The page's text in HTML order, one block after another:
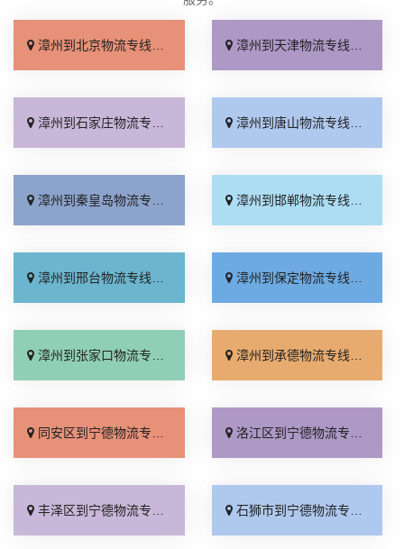
漳州到北京物流专线_收费标准「服务周到」 漳州到天津物流专线_直达特快专线「需要几天」
漳州到石家庄物流专线_专线快运「全境到达」 漳州到唐山物流专线_高速快运「快速响应」
漳州到秦皇岛物流专线_资质齐全「急你所需」 漳州到邯郸物流专线_全境到达「托运放心」
漳州到邢台物流专线_运价行情「高效快运」 漳州到保定物流专线_准时到货「全程直达」
漳州到张家口物流专线_来电咨询「直通专线」 漳州到承德物流专线_收费标准「合同承运」
同安区到宁德物流专线_托运省心「送货上门」 洛江区到宁德物流专线_天天发车「专业可靠」
丰泽区到宁德物流专线_一站式托运「市县派送」 石狮市到宁德物流专线_快运有保障「高效运输」